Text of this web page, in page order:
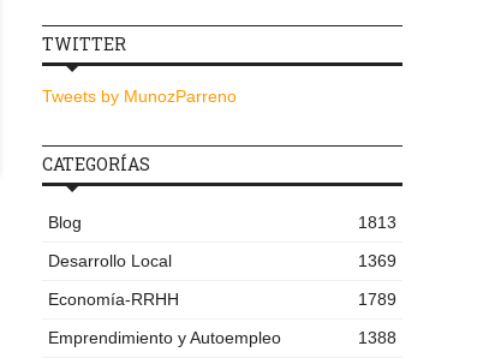
TWITTER
Tweets by MunozParreno
CATEGORÍAS
Blog
1813
Desarrollo Local
1369
Economía-RRHH
1789
Emprendimiento y Autoempleo
1388